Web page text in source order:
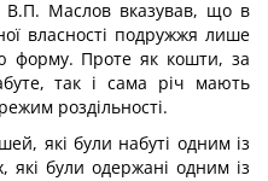
Маслов вказував, що в
власності подружжя лише
форму. Проте як кошти, за
так і сама річ мають
роздільності.
які були набуті одним із
були одержані одним із